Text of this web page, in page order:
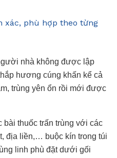
xác, phù hợp theo từng
nhà không được lập
hương cúng khấn kể cả
trùng yên ổn rồi mới được
bài thuốc trấn trùng với các
địa liền,… buộc kín trong túi
linh phù đặt dưới gối